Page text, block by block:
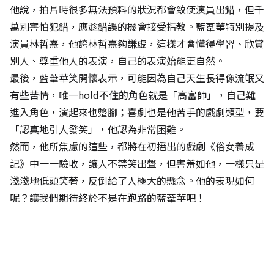
他說，拍片時很多無法預料的狀況都會致使演員出錯，但千
萬別害怕犯錯，應趁錯誤的機會接受指教。藍葦華特別提及
演員林哲熹，他誇林哲熹夠謙虛，這樣才會懂得學習、欣賞
別人、尊重他人的表演，自己的表演始能更自然。
最後，藍葦華笑開懷表示，可能因為自己天生長得像流氓又
有些苦情，唯一hold不住的角色就是「高富帥」，自己難
進入角色，演起來也蹩腳；喜劇也是他苦手的戲劇類型，要
「認真地引人發笑」，他認為非常困難。
然而，他所焦慮的這些，都將在初播出的戲劇《俗女養成
記》中一一驗收，讓人不禁笑出聲，但害羞如他，一樣只是
淺淺地低頭笑著，反倒給了人極大的懸念。他的表現如何
呢？讓我們期待終於不是在跑路的藍葦華吧！